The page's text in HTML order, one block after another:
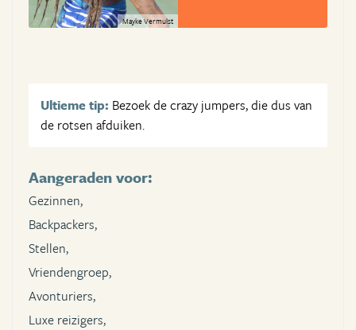
Mayke Vermulst
Ultieme tip: Bezoek de crazy jumpers, die dus van
de rotsen afduiken.
Aangeraden voor:
Gezinnen,
Backpackers,
Stellen,
Vriendengroep,
Avonturiers,
Luxe reizigers,